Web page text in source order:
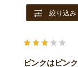
絞り込み
ピンクはピンク